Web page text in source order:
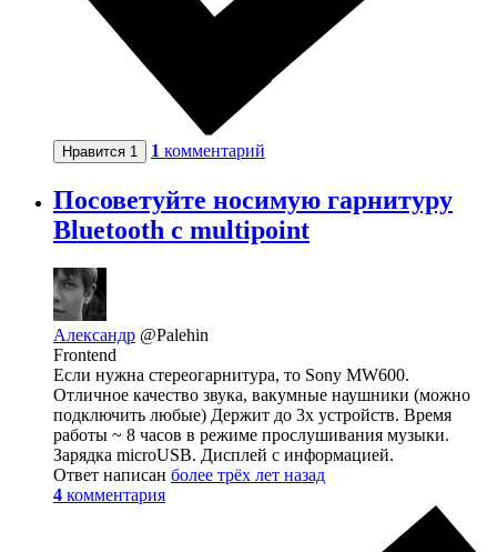
Нравится 1 1 комментарий
Посоветуйте носимую гарнитуру
Bluetooth с multipoint
Александр @Palehin
Frontend
Если нужна стереогарнитура, то Sony MW600.
Отличное качество звука, вакумные наушники (можно
подключить любые) Держит до 3х устройств. Время
работы ~ 8 часов в режиме прослушивания музыки.
Зарядка microUSB. Дисплей с информацией.
Ответ написан более трёх лет назад
4 комментария